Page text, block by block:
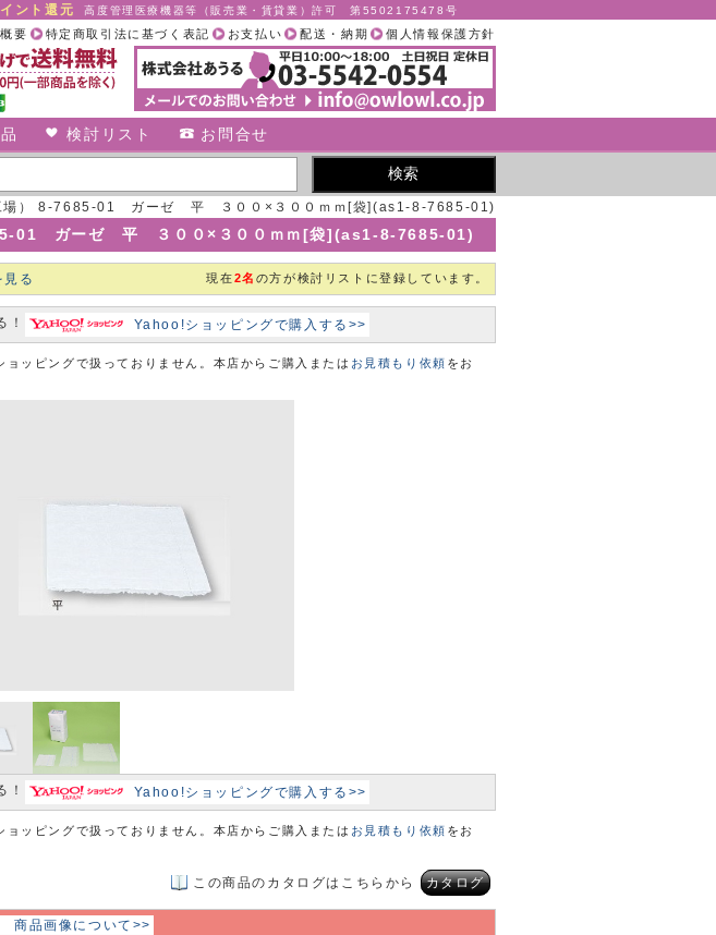
ント還元 高度管理医療機器等（販売業・賃貸業）許可 第5502175478号
個人情報保護方針
配送・納期
お支払い
特定商取引法に基づく表記
要
検討リスト お問合せ
場） 8-7685-01 ガーゼ 平 ３００×３００ｍｍ[袋](as1-8-7685-01)
01 ガーゼ 平 ３００×３００ｍｍ[袋](as1-8-7685-01)
見る 現在2名 の方が検討リストに登録しています。
！ Yahoo!ショッピングで購入する>>
ッピングで扱っておりません。本店からご購入または お見積もり依頼 をお
！ Yahoo!ショッピングで購入する>>
ッピングで扱っておりません。本店からご購入または お見積もり依頼 をお
この商品のカタログはこちらから カタログ
商品画像について>>